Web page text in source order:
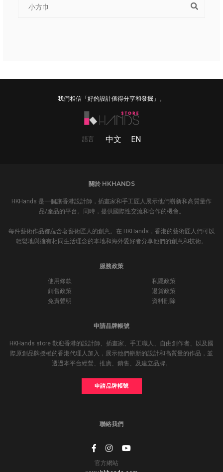
我們相信「好的設計值得分享和發掘」。
語言 中文 EN
關於 HKHANDS
HKHands 是一個讓香港設計師，插畫家和手工匠人展示他們嶄新和高質量作
品/產品的平台。同時，提供國際性交流和合作的機會。
每件藝術作品都蘊含著藝術匠人的創意。在 HKHands，香港的藝術匠人們可以
輕鬆地與擁有相同生活理念的本地和海外愛好者分享他們的創意和技術。
服務政策
使用條款
私隱政策
銷售政策
退貨政策
免責聲明
資料刪除
申請品牌帳號
HKHands store 歡迎香港的設計師、插畫家、手工職人、自由創作者、以及國
際原創品牌授權的香港代理人加入，展示他們嶄新的設計和高質量的作品，並
透過本平台經營、推廣、銷售、及建立品牌。
申請品牌帳號
聯絡我們
官方網站